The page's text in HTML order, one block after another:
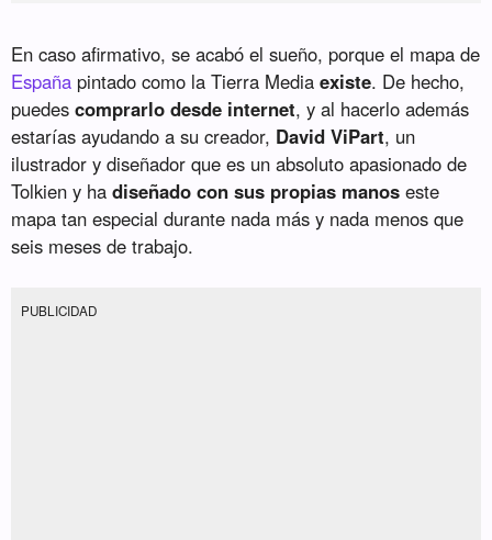
En caso afirmativo, se acabó el sueño, porque el mapa de
España pintado como la Tierra Mediaexiste. De hecho,
puedescomprarlo desde internet, y al hacerlo además
estarías ayudando a su creador, David ViPart, un
ilustrador y diseñador que es un absoluto apasionado de
Tolkien y hadiseñado con sus propias manos este
mapa tan especial durante nada más y nada menos que
seis meses de trabajo.
PUBLICIDAD